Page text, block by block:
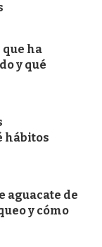
que ha
y qué
hábitos
aguacate de
y cómo